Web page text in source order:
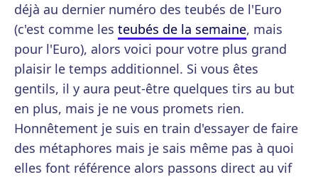
déjà au dernier numéro des teubés de l'Euro
(c'est comme les teubés de la semaine, mais
pour l'Euro), alors voici pour votre plus grand
plaisir le temps additionnel. Si vous êtes
gentils, il y aura peut-être quelques tirs au but
en plus, mais je ne vous promets rien.
Honnêtement je suis en train d'essayer de faire
des métaphores mais je sais même pas à quoi
elles font référence alors passons direct au vif